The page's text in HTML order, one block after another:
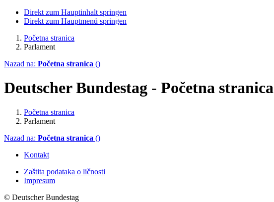
Direkt zum Hauptinhalt springen
Direkt zum Hauptmenü springen
Početna stranica
Parlament
Nazad na: Početna stranica ()
Deutscher Bundestag - Početna stranica
Početna stranica
Parlament
Nazad na: Početna stranica ()
Kontakt
Zaštita podataka o ličnosti
Impresum
© Deutscher Bundestag